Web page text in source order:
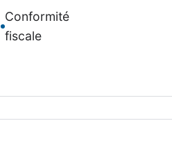
Conformité
fiscale